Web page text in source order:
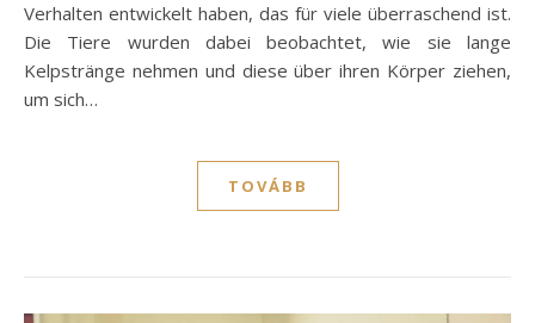
Verhalten entwickelt haben, das für viele überraschend ist.
Die Tiere wurden dabei beobachtet, wie sie lange
Kelpstränge nehmen und diese über ihren Körper ziehen,
um sich…
TOVÁBB